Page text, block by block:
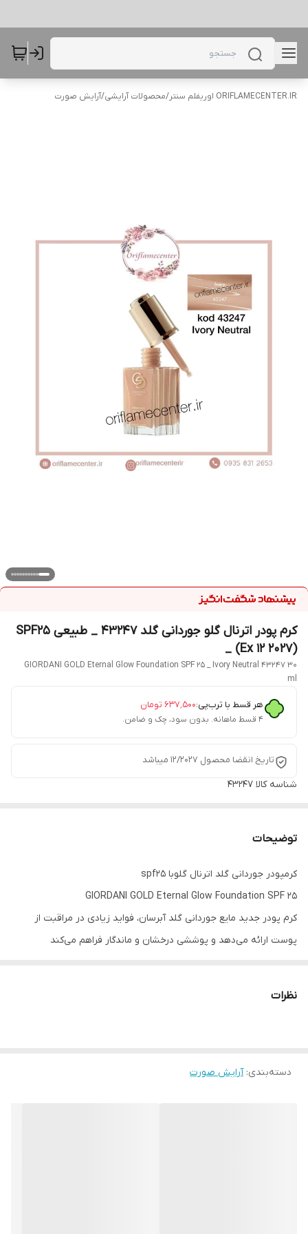
ORIFLAMECENTER.IR اوریفلم سنتر /محصولات آرایشی/آرایش صورت
کرم پودر اترنال گلو جوردانی گلد 43247 _ طبیعی SPF25
_ (Ex 12 2027)
GIORDANI GOLD Eternal Glow Foundation SPF 25 _ Ivory Neutral 43247 30
ml
هر قسط با ترب‌پی:۶۳۷٬۵۰۰ تومان
۴ قسط ماهانه. بدون سود، چک و ضامن.
تاریخ انقضا محصول 12/2027 میباشد
شناسه کالا 43247
توضیحات
کرمپودر جوردانی گلد اترنال گلوبا spf25
GIORDANI GOLD Eternal Glow Foundation SPF 25
کرم پودر جدید مایع جوردانی گلد آبرسان، فواید زیادی در مراقبت از
پوست ارائه می‌دهد و پوششی درخشان و ماندگار فراهم می‌کند
درخشندگی طبیعی پوست را بازیابی می‌کند.
نظرات
دسته‌بندی:آرایش صورت